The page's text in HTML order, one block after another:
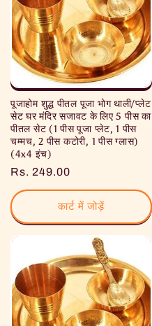
पूजाहोम शुद्ध पीतल पूजा भोग थाली/प्लेट
सेट घर मंदिर सजावट के लिए 5 पीस का
पीतल सेट (1 पीस पूजा प्लेट, 1 पीस
चम्मच, 2 पीस कटोरी, 1 पीस ग्लास)
(4x4 इंच)
नियमित
रूप
से
मूल्य
Rs. 249.00
कार्ट में जोड़ें